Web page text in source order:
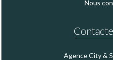
Nous
Agence City &